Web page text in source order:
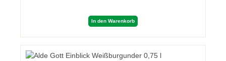
In den Warenkorb